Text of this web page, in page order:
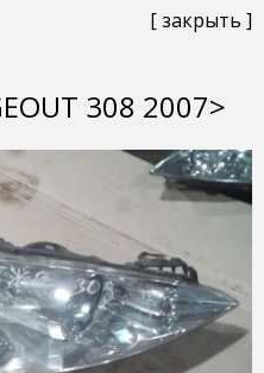
[ закрыть ]
308 2007>